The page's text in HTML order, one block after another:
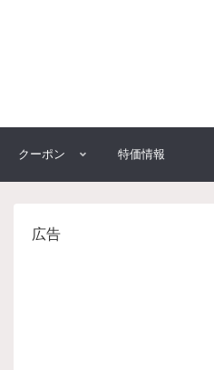
クーポン 特価情報
広告